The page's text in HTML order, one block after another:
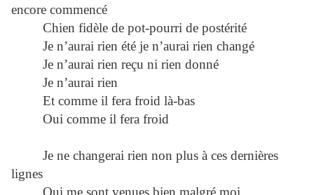
encore commencé
Chien fidèle de pot-pourri de postérité
Je n’aurai rien été je n’aurai rien changé
Je n’aurai rien reçu ni rien donné
Je n’aurai rien
Et comme il fera froid là-bas
Oui comme il fera froid
Je ne changerai rien non plus à ces dernières
lignes
Qui me sont venues bien malgré moi